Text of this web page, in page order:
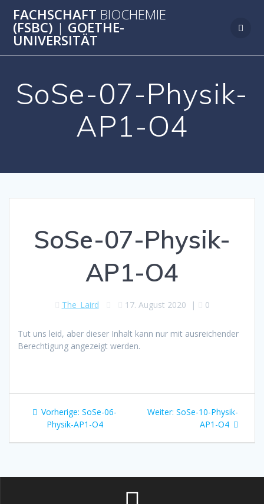
Inhalt
FACHSCHAFT BIOCHEMIE
(FSBC) | GOETHE-
UNIVERSITÄT
SoSe-07-Physik-
AP1-O4
SoSe-07-Physik-
AP1-O4
The_Laird 17. August 2020 | 0
Tut uns leid, aber dieser Inhalt kann nur mit ausreichender
Berechtigung angezeigt werden.
Beitragsnavigation
Vorherige: Vorheriger
Beitrag:
SoSe-06-
Physik-AP1-O4
Weiter: Nächster
Beitrag:
SoSe-10-Physik-
AP1-O4